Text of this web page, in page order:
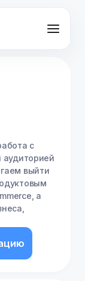
с
аудиторией
выйти
а